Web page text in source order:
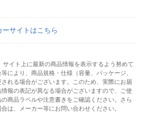
ーサイトはこちら
サイト上に最新の商品情報を表示するよう努めて
により、商品規格・仕様（容量、パッケージ、
れる場合がございます。このため、実際にお届
報の表記が異なる場合がございますので、ご使
商品ラベルや注意書きをご確認ください。さら
は、メーカー等にお問い合わせください。